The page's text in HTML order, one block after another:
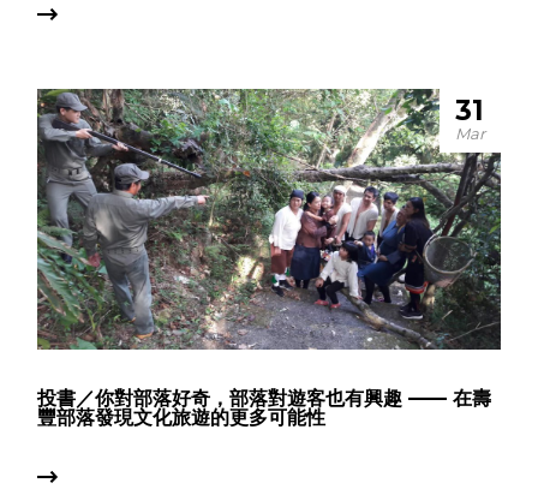
31
Mar
投書／你對部落好奇，部落對遊客也有興趣 —— 在壽
豐部落發現文化旅遊的更多可能性